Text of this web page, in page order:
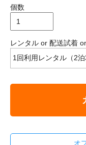
個数
レンタル or 配送試着
オ